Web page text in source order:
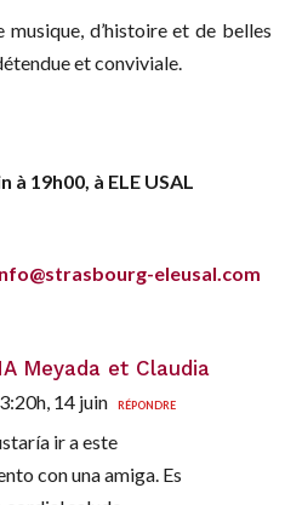
d’histoire et de belles
et conviviale.
à 19h00, à ELE USAL
eleusal.com
Meyada et Claudia
14 juin RÉPONDRE
ir a este
con una amiga. Es